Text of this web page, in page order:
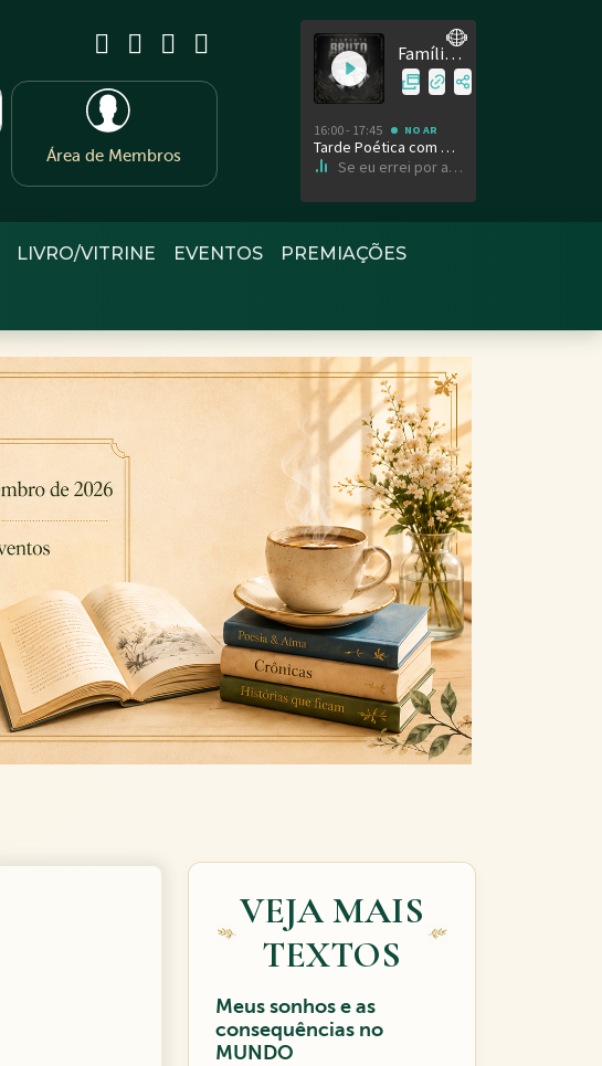
Área de Membros
LIVRO/VITRINE EVENTOS PREMIAÇÕES
Next
VEJA MAIS
TEXTOS
Meus sonhos e as
consequências no
MUNDO